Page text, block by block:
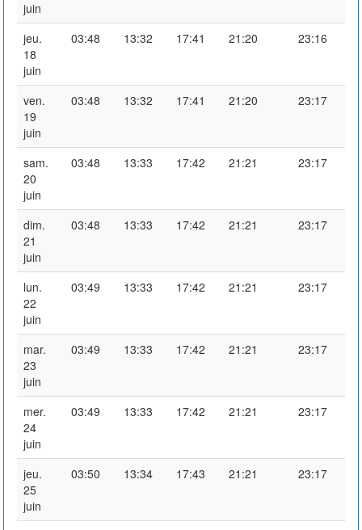
juin
jeu.
18
juin
03:48 13:32 17:41 21:20 23:16
ven.
19
juin
03:48 13:32 17:41 21:20 23:17
sam.
20
juin
03:48 13:33 17:42 21:21 23:17
dim.
21
juin
03:48 13:33 17:42 21:21 23:17
lun.
22
juin
03:49 13:33 17:42 21:21 23:17
mar.
23
juin
03:49 13:33 17:42 21:21 23:17
mer.
24
juin
03:49 13:33 17:42 21:21 23:17
jeu.
25
juin
03:50 13:34 17:43 21:21 23:17